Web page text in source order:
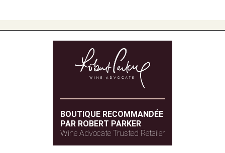
BOUTIQUE RECOMMANDÉE
PAR ROBERT PARKER
Wine Advocate Trusted Retailer